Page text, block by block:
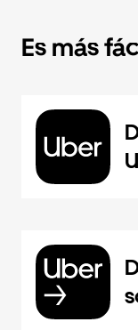
Es más